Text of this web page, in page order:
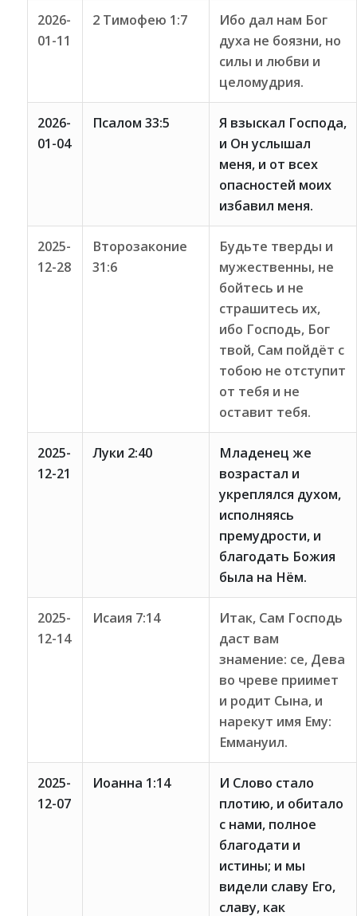
2026-
01-11
2 Тимофею 1:7
Ибо дал нам Бог
духа не боязни, но
силы и любви и
целомудрия.
2026-
01-04
Псалом 33:5
Я взыскал Господа,
и Он услышал
меня, и от всех
опасностей моих
избавил меня.
2025-
12-28
Второзаконие
31:6
Будьте тверды и
мужественны, не
бойтесь и не
страшитесь их,
ибо Господь, Бог
твой, Сам пойдёт с
тобою не отступит
от тебя и не
оставит тебя.
2025-
12-21
Луки 2:40
Младенец же
возрастал и
укреплялся духом,
исполняясь
премудрости, и
благодать Божия
была на Нём.
2025-
12-14
Исаия 7:14
Итак, Сам Господь
даст вам
знамение: се, Дева
во чреве приимет
и родит Сына, и
нарекут имя Ему:
Еммануил.
2025-
12-07
Иоанна 1:14
И Слово стало
плотию, и обитало
с нами, полное
благодати и
истины; и мы
видели славу Его,
славу, как